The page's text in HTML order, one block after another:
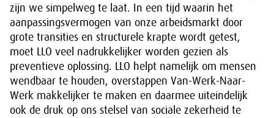
zijn we simpelweg te laat. In een tijd waarin het
aanpassingsvermogen van onze arbeidsmarkt door
grote transities en structurele krapte wordt getest,
moet LLO veel nadrukkelijker worden gezien als
preventieve oplossing. LLO helpt namelijk om mensen
wendbaar te houden, overstappen Van-Werk-Naar-
Werk makkelijker te maken en daarmee uiteindelijk
ook de druk op ons stelsel van sociale zekerheid te